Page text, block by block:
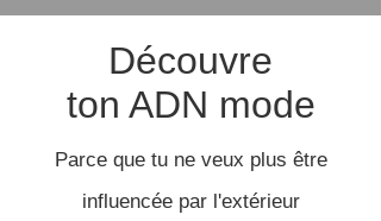
Découvre
ton ADN mode
Parce que tu ne veux plus être
influencée par l'extérieur